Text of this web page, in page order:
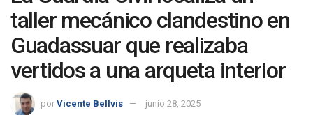
taller mecánico clandestino en
Guadassuar que realizaba
vertidos a una arqueta interior
por Vicente Bellvis junio 28, 2025